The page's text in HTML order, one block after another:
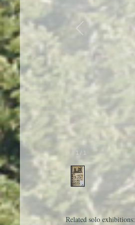
/ 1
Related solo exhibitions: